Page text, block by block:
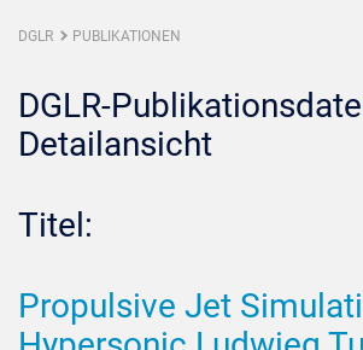
DGLR PUBLIKATIONEN
DGLR-
Detailansicht
Titel:
Propulsive Jet